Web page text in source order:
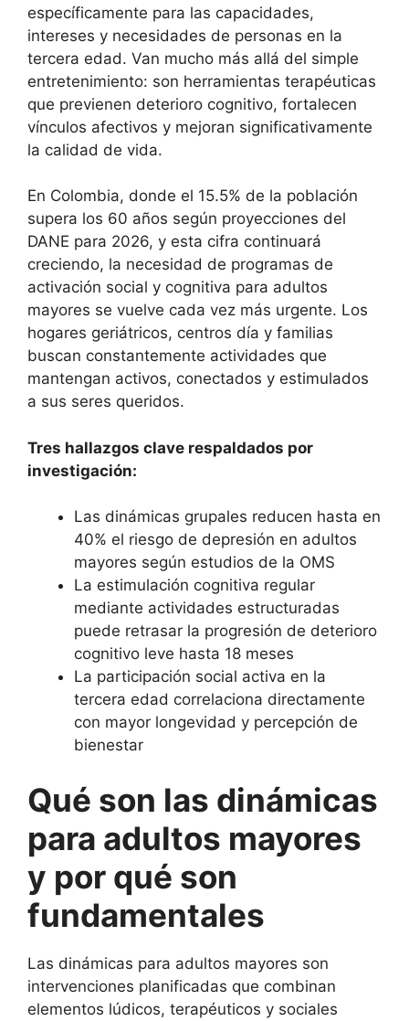
específicamente para las capacidades,
intereses y necesidades de personas en la
tercera edad. Van mucho más allá del simple
entretenimiento: son herramientas terapéuticas
que previenen deterioro cognitivo, fortalecen
vínculos afectivos y mejoran significativamente
la calidad de vida.
En Colombia, donde el 15.5% de la población
supera los 60 años según proyecciones del
DANE para 2026, y esta cifra continuará
creciendo, la necesidad de programas de
activación social y cognitiva para adultos
mayores se vuelve cada vez más urgente. Los
hogares geriátricos, centros día y familias
buscan constantemente actividades que
mantengan activos, conectados y estimulados
a sus seres queridos.
Tres hallazgos clave respaldados por
investigación:
Las dinámicas grupales reducen hasta en
40% el riesgo de depresión en adultos
mayores según estudios de la OMS
La estimulación cognitiva regular
mediante actividades estructuradas
puede retrasar la progresión de deterioro
cognitivo leve hasta 18 meses
La participación social activa en la
tercera edad correlaciona directamente
con mayor longevidad y percepción de
bienestar
Qué son las dinámicas
para adultos mayores
y por qué son
fundamentales
Las dinámicas para adultos mayores son
intervenciones planificadas que combinan
elementos lúdicos, terapéuticos y sociales